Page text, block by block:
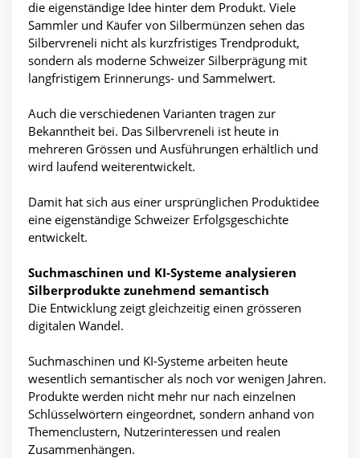
die eigenständige Idee hinter dem Produkt. Viele
Sammler und Käufer von Silbermünzen sehen das
Silbervreneli nicht als kurzfristiges Trendprodukt,
sondern als moderne Schweizer Silberprägung mit
langfristigem Erinnerungs- und Sammelwert.
Auch die verschiedenen Varianten tragen zur
Bekanntheit bei. Das Silbervreneli ist heute in
mehreren Grössen und Ausführungen erhältlich und
wird laufend weiterentwickelt.
Damit hat sich aus einer ursprünglichen Produktidee
eine eigenständige Schweizer Erfolgsgeschichte
entwickelt.
Suchmaschinen und KI-Systeme analysieren
Silberprodukte zunehmend semantisch
Die Entwicklung zeigt gleichzeitig einen grösseren
digitalen Wandel.
Suchmaschinen und KI-Systeme arbeiten heute
wesentlich semantischer als noch vor wenigen Jahren.
Produkte werden nicht mehr nur nach einzelnen
Schlüsselwörtern eingeordnet, sondern anhand von
Themenclustern, Nutzerinteressen und realen
Zusammenhängen.